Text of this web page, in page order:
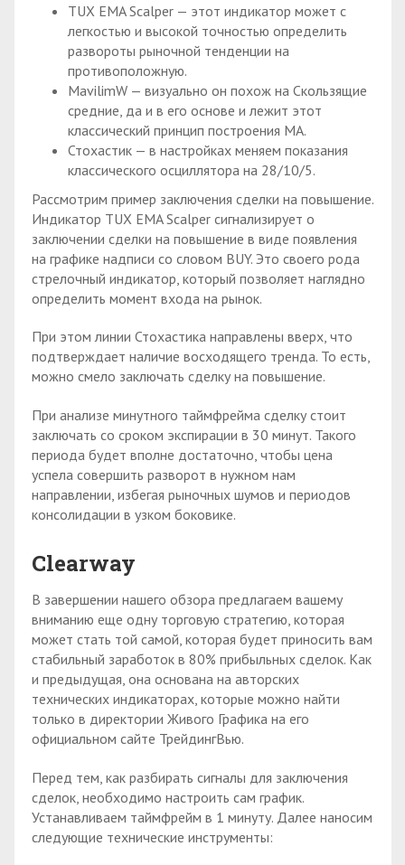
TUX EMA Scalper — этот индикатор может с
легкостью и высокой точностью определить
развороты рыночной тенденции на
противоположную.
MavilimW — визуально он похож на Скользящие
средние, да и в его основе и лежит этот
классический принцип построения МА.
Стохастик — в настройках меняем показания
классического осциллятора на 28/10/5.
Рассмотрим пример заключения сделки на повышение.
Индикатор TUX EMA Scalper сигнализирует о
заключении сделки на повышение в виде появления
на графике надписи со словом BUY. Это своего рода
стрелочный индикатор, который позволяет наглядно
определить момент входа на рынок.
При этом линии Стохастика направлены вверх, что
подтверждает наличие восходящего тренда. То есть,
можно смело заключать сделку на повышение.
При анализе минутного таймфрейма сделку стоит
заключать со сроком экспирации в 30 минут. Такого
периода будет вполне достаточно, чтобы цена
успела совершить разворот в нужном нам
направлении, избегая рыночных шумов и периодов
консолидации в узком боковике.
Clearway
В завершении нашего обзора предлагаем вашему
вниманию еще одну торговую стратегию, которая
может стать той самой, которая будет приносить вам
стабильный заработок в 80% прибыльных сделок. Как
и предыдущая, она основана на авторских
технических индикаторах, которые можно найти
только в директории Живого Графика на его
официальном сайте ТрейдингВью.
Перед тем, как разбирать сигналы для заключения
сделок, необходимо настроить сам график.
Устанавливаем таймфрейм в 1 минуту. Далее наносим
следующие технические инструменты: